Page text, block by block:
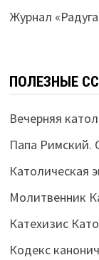
Журнал
ПОЛЕЗНЫЕ
Вечерняя
Папа Римский.
Католическая
Молитвенник
Катехизис
Кодекс